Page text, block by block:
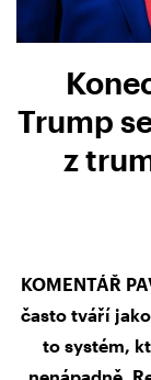
Trump
z
KOMENTÁŘ
často tváří
to systém,